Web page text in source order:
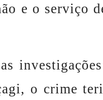
e o serviço
o crime